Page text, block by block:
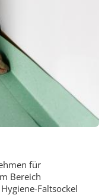
für
Bereich
Faltsockel